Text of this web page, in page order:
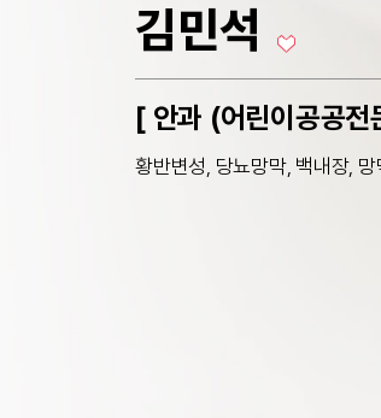
김민석
[ 안과 (어린이공공
황반변성, 당뇨망막, 백내장,